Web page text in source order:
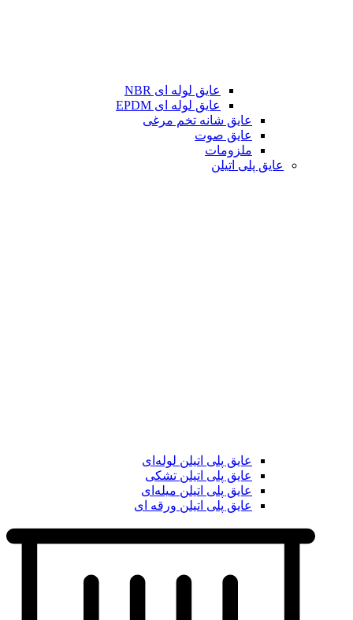
عایق لوله ای NBR
عایق لوله ای EPDM
عایق شانه تخم مرغی
عایق صوت
ملزومات
عایق پلی اتیلن
عایق پلی اتیلن لوله‌ای
عایق پلی اتیلن تشکی
عایق پلی اتیلن میله‌ای
عایق پلی اتیلن ورقه ای